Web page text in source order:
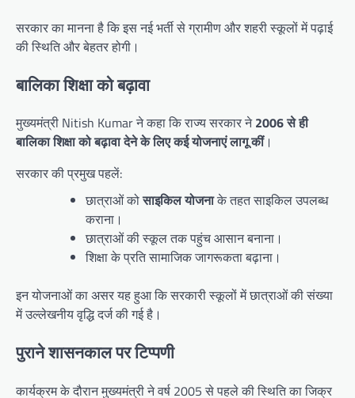
सरकार का मानना है कि इस नई भर्ती से ग्रामीण और शहरी स्कूलों में पढ़ाई
की स्थिति और बेहतर होगी।
बालिका शिक्षा को बढ़ावा
मुख्यमंत्री Nitish Kumar ने कहा कि राज्य सरकार ने2006 से ही
बालिका शिक्षा को बढ़ावा देने के लिए कई योजनाएं लागू कीं।
सरकार की प्रमुख पहलें:
छात्राओं कोसाइकिल योजनाके तहत साइकिल उपलब्ध
कराना।
छात्राओं की स्कूल तक पहुंच आसान बनाना।
शिक्षा के प्रति सामाजिक जागरूकता बढ़ाना।
इन योजनाओं का असर यह हुआ कि सरकारी स्कूलों में छात्राओं की संख्या
में उल्लेखनीय वृद्धि दर्ज की गई है।
पुराने शासनकाल पर टिप्पणी
कार्यक्रम के दौरान मुख्यमंत्री ने वर्ष 2005 से पहले की स्थिति का जिक्र